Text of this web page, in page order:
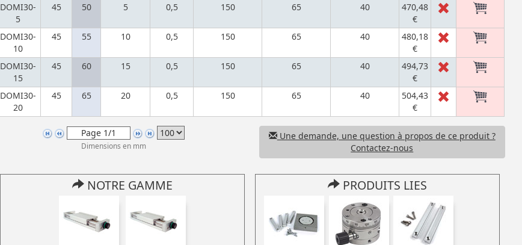
DOMI30-
5
45 50 5 0,5 150 65 40
470,48
€
DOMI30-
10
45 55 10 0,5 150 65 40
480,18
€
DOMI30-
15
45 60 15 0,5 150 65 40
494,73
€
DOMI30-
20
45 65 20 0,5 150 65 40
504,43
€
Dimensions en mm
Une demande, une question à propos de ce produit ?
Contactez-nous
NOTRE GAMME PRODUITS LIES